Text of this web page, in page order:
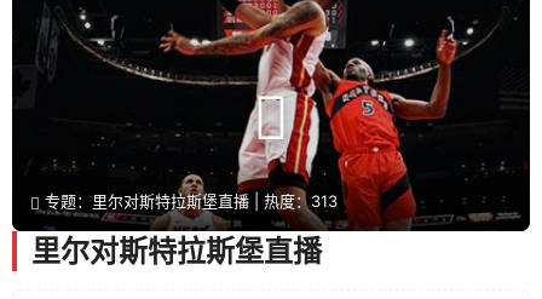
专题：里尔对斯特拉斯堡直播 | 热度：313
里尔对斯特拉斯堡直播